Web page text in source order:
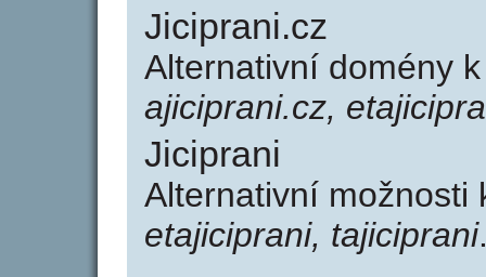
Jiciprani.cz
Alternativní domény
ajiciprani.cz,
Jiciprani
Alternativní
etajiciprani, tajiciprani